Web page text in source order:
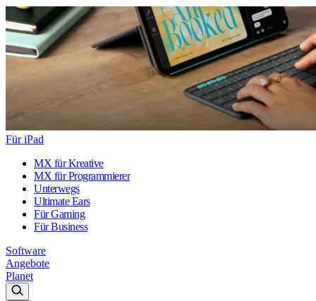
Für iPad
MX für Kreative
MX für Programmierer
Unterwegs
Ultimate Ears
Für Gaming
Für Business
Software
Angebote
Planet